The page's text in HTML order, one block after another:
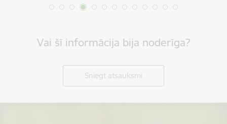
Vai šī informācija bija noderīga?
Sniegt atsauksmi